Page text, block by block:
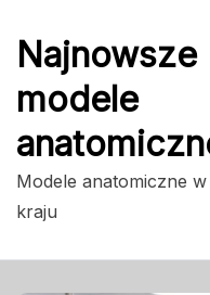
Najnowsze
modele
Modele anatomiczne w
kraju